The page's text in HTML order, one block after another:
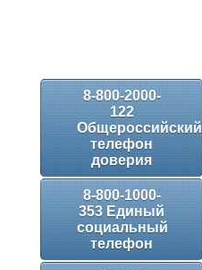
8-800-2000-
122
Общероссийский
телефон
доверия
8-800-1000-
353 Единый
социальный
телефон